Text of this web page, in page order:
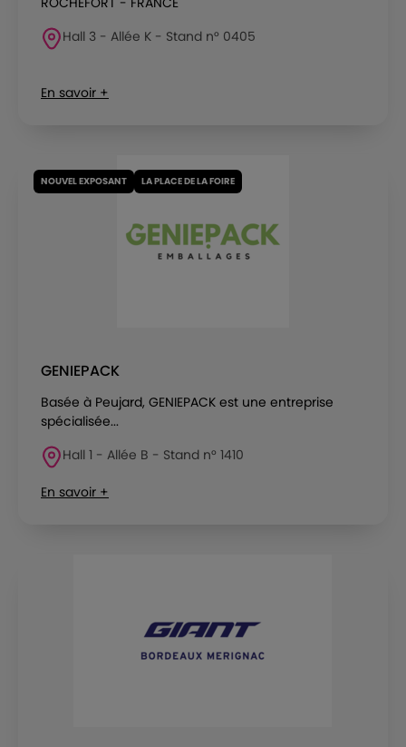
Hall 3 - Allée K - Stand n° 0405
En savoir +
NOUVEL EXPOSANT LA PLACE DE LA FOIRE
GENIEPACK
Basée à Peujard, GENIEPACK est une entreprise
spécialisée...
Hall 1 - Allée B - Stand n° 1410
En savoir +